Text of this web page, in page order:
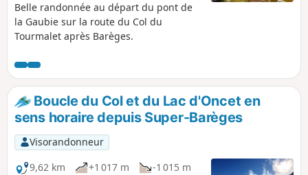
Belle randonnée au départ du pont de
la Gaubie sur la route du Col du
Tourmalet après Barèges.
Boucle du Col et du Lac d'Oncet en
sens horaire depuis Super-Barèges
Visorandonneur
9,62 km
+1 017 m
-1 015 m